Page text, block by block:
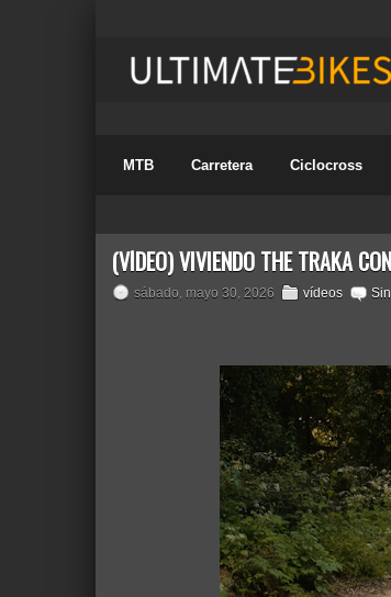
MTB Carretera Ciclocross
(VÍDEO) VIVIENDO THE TRAKA
sábado, mayo 30, 2026 vídeos